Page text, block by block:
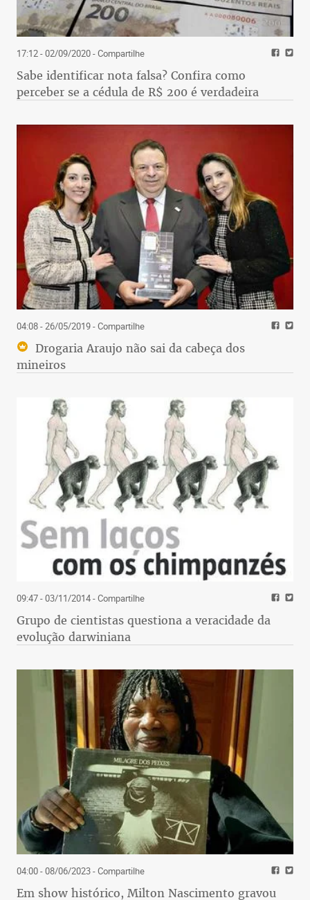
17:12 - 02/09/2020- Compartilhe
Sabe identificar nota falsa? Confira como
perceber se a cédula de R$ 200 é verdadeira
04:08 - 26/05/2019- Compartilhe
Drogaria Araujo não sai da cabeça dos
mineiros
09:47 - 03/11/2014- Compartilhe
Grupo de cientistas questiona a veracidade da
evolução darwiniana
04:00 - 08/06/2023- Compartilhe
Em show histórico, Milton Nascimento gravou